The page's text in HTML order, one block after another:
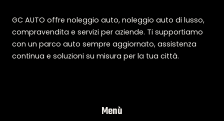
GC AUTO offre noleggio auto, noleggio auto di lusso,
compravendita e servizi per aziende. Ti supportiamo
con un parco auto sempre aggiornato, assistenza
continua e soluzioni su misura per la tua città.
Menù